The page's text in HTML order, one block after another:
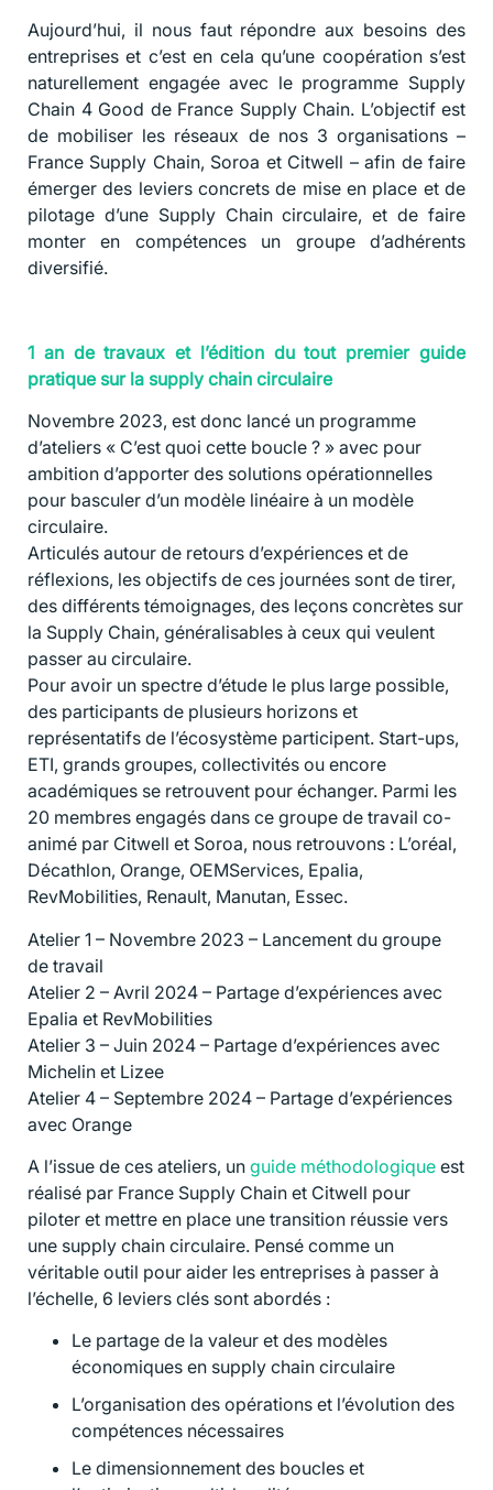
Aujourd’hui, il nous faut répondre aux besoins des
entreprises et c’est en cela qu’une coopération s’est
naturellement engagée avec le programme Supply
Chain 4 Good de France Supply Chain. L’objectif est
de mobiliser les réseaux de nos 3 organisations –
France Supply Chain, Soroa et Citwell – afin de faire
émerger des leviers concrets de mise en place et de
pilotage d’une Supply Chain circulaire, et de faire
monter en compétences un groupe d’adhérents
diversifié.
1 an de travaux et l’édition du tout premier guide
pratique sur la supply chain circulaire
Novembre 2023, est donc lancé un programme
d’ateliers « C’est quoi cette boucle ? » avec pour
ambition d’apporter des solutions opérationnelles
pour basculer d’un modèle linéaire à un modèle
circulaire.
Articulés autour de retours d’expériences et de
réflexions, les objectifs de ces journées sont de tirer,
des différents témoignages, des leçons concrètes sur
la Supply Chain, généralisables à ceux qui veulent
passer au circulaire.
Pour avoir un spectre d’étude le plus large possible,
des participants de plusieurs horizons et
représentatifs de l’écosystème participent. Start-ups,
ETI, grands groupes, collectivités ou encore
académiques se retrouvent pour échanger. Parmi les
20 membres engagés dans ce groupe de travail co-
animé par Citwell et Soroa, nous retrouvons : L’oréal,
Décathlon, Orange, OEMServices, Epalia,
RevMobilities, Renault, Manutan, Essec.
Atelier 1 – Novembre 2023 – Lancement du groupe
de travail
Atelier 2 – Avril 2024 – Partage d’expériences avec
Epalia et RevMobilities
Atelier 3 – Juin 2024 – Partage d’expériences avec
Michelin et Lizee
Atelier 4 – Septembre 2024 – Partage d’expériences
avec Orange
A l’issue de ces ateliers, un guide méthodologique est
réalisé par France Supply Chain et Citwell pour
piloter et mettre en place une transition réussie vers
une supply chain circulaire. Pensé comme un
véritable outil pour aider les entreprises à passer à
l’échelle, 6 leviers clés sont abordés :
Le partage de la valeur et des modèles
économiques en supply chain circulaire
L’organisation des opérations et l’évolution des
compétences nécessaires
Le dimensionnement des boucles et